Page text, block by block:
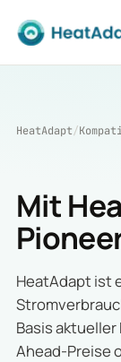
HeatAdapt/
Mit
HeatAdapt ist
Basis
Ahead-Preise